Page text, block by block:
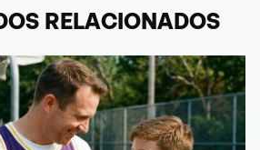
RELACIONADOS